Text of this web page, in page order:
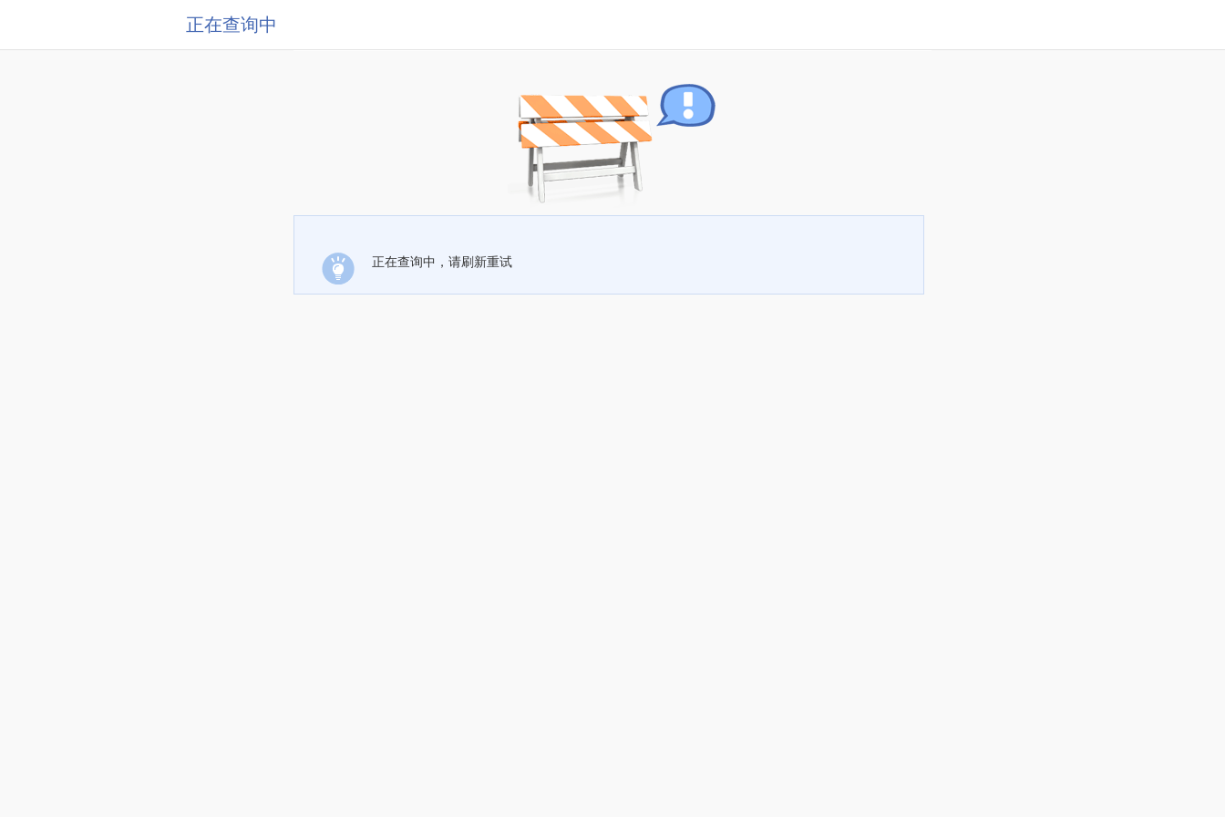
正在查询中
正在查询中，请刷新重试